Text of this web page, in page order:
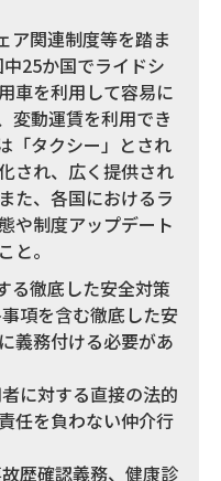
関連制度等を踏ま
25か国でライドシ
車を利用して容易に
変動運賃を利用でき
「タクシー」とされ
され、広く提供され
た、各国におけるラ
や制度アップデート
と。
徹底した安全対策
項を含む徹底した安
義務付ける必要があ
に対する直接の法的
任を負わない仲介行
歴確認義務、健康診